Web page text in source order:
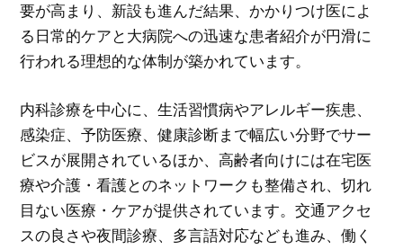
要が高まり、新設も進んだ結果、かかりつけ医によ
る日常的ケアと大病院への迅速な患者紹介が円滑に
行われる理想的な体制が築かれています。
内科診療を中心に、生活習慣病やアレルギー疾患、
感染症、予防医療、健康診断まで幅広い分野でサー
ビスが展開されているほか、高齢者向けには在宅医
療や介護・看護とのネットワークも整備され、切れ
目ない医療・ケアが提供されています。交通アクセ
スの良さや夜間診療、多言語対応なども進み、働く